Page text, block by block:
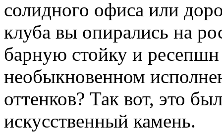
солидного офиса или
клуба вы опирались на
барную стойку и
необыкновенном
оттенков? Так вот, это
искусственный камень.